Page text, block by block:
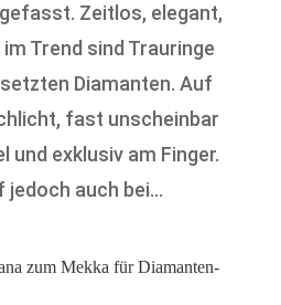
Zeitlos, elegant,
Trend sind Trauringe
Diamanten. Auf
fast unscheinbar
und exklusiv am Finger.
jedoch auch bei...
zum Mekka für Diamanten-